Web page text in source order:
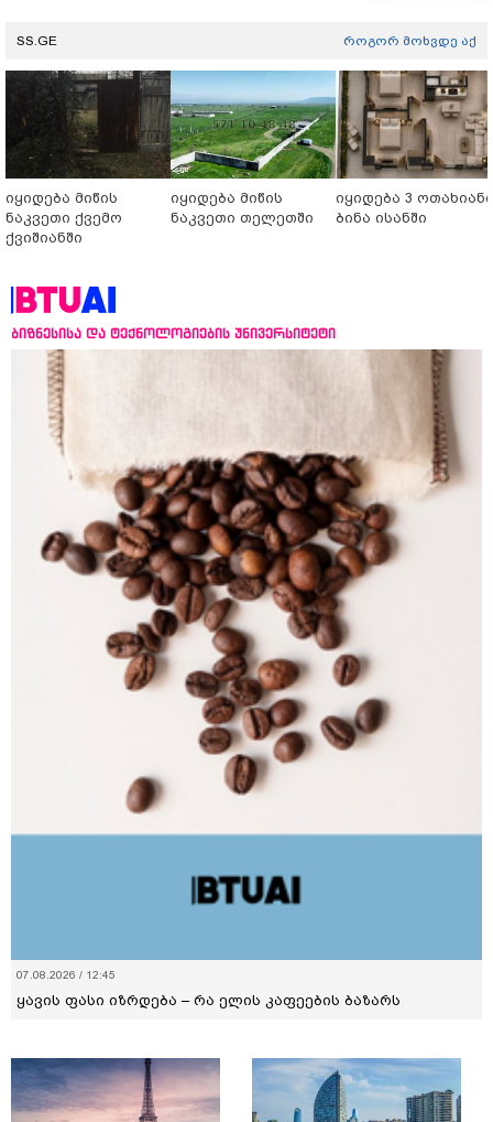
SS.GE როგორ მოხვდე აქ
იყიდება მიწის
ნაკვეთი ქვემო
ქვიშიანში
იყიდება მიწის
ნაკვეთი თელეთში
იყიდება 3 ოთახიანი
ბინა ისანში
ბიზნესისა და ტექნოლოგიების უნივერსიტეტი
07.08.2026 / 12:45
ყავის ფასი იზრდება – რა ელის კაფეების ბაზარს